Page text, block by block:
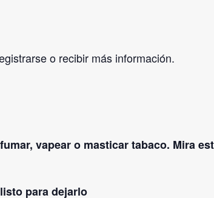
o recibir más información.
vapear o masticar tabaco. Mira
para dejarlo